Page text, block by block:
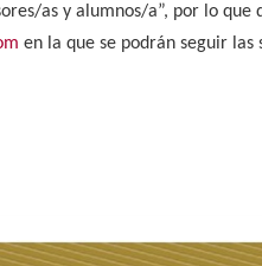
as y alumnos/a”, por lo que
en la que se podrán seguir las